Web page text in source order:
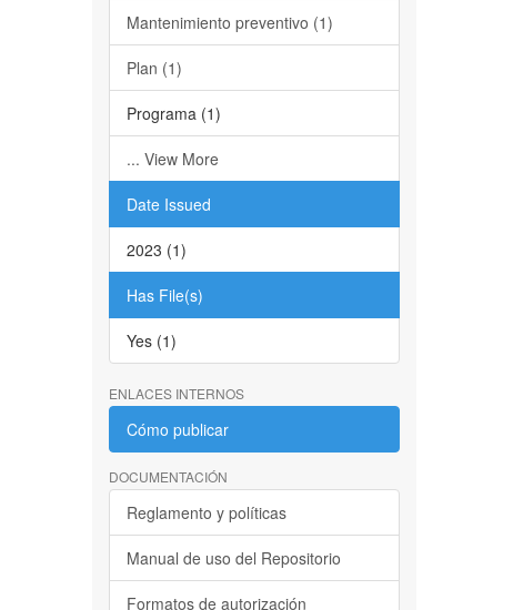
Mantenimiento preventivo (1)
Plan (1)
Programa (1)
... View More
Date Issued
2023 (1)
Has File(s)
Yes (1)
ENLACES INTERNOS
Cómo publicar
DOCUMENTACIÓN
Reglamento y políticas
Manual de uso del Repositorio
Formatos de autorización